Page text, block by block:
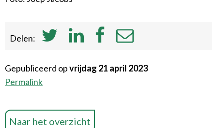
Delen:
Gepubliceerd opvrijdag 21 april 2023
Permalink
Naar het overzicht